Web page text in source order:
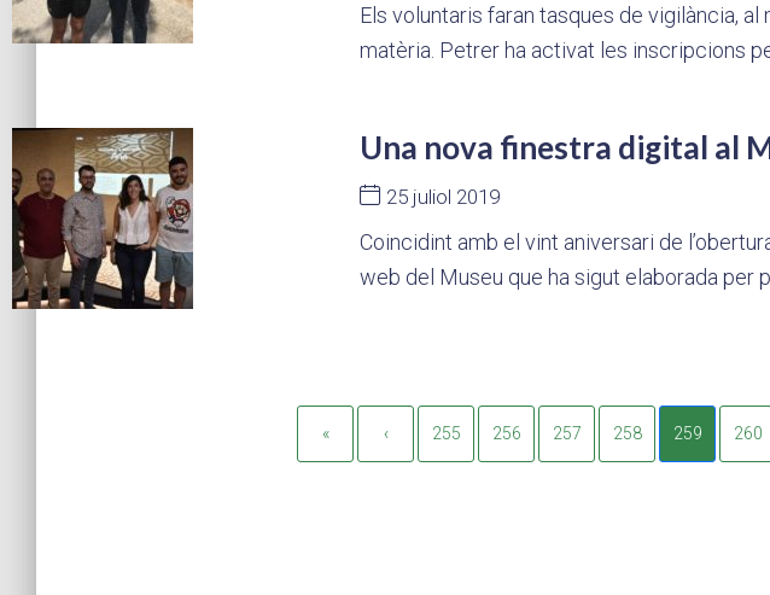
Els voluntaris faran tasques de vigilància,
matèria. Petrer ha activat les inscripcions
Una nova finestra digital al
25 juliol 2019
Coincidint amb el vint aniversari de
web del Museu que ha sigut elaborada per
« ‹ 255 256 257 258 259 260